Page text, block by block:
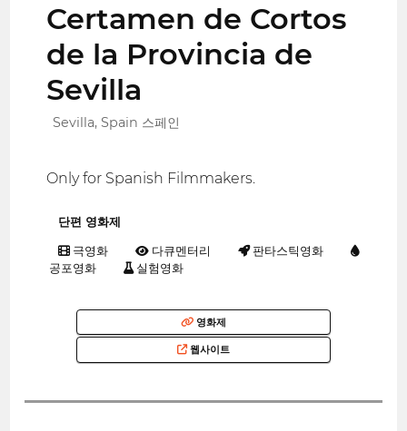
Certamen de Cortos
de la Provincia de
Sevilla
Sevilla, Spain 스페인
Only for Spanish Filmmakers.
단편 영화제
극영화 다큐멘터리
판타스틱영화
공포영화
실험영화
영화제
웹사이트